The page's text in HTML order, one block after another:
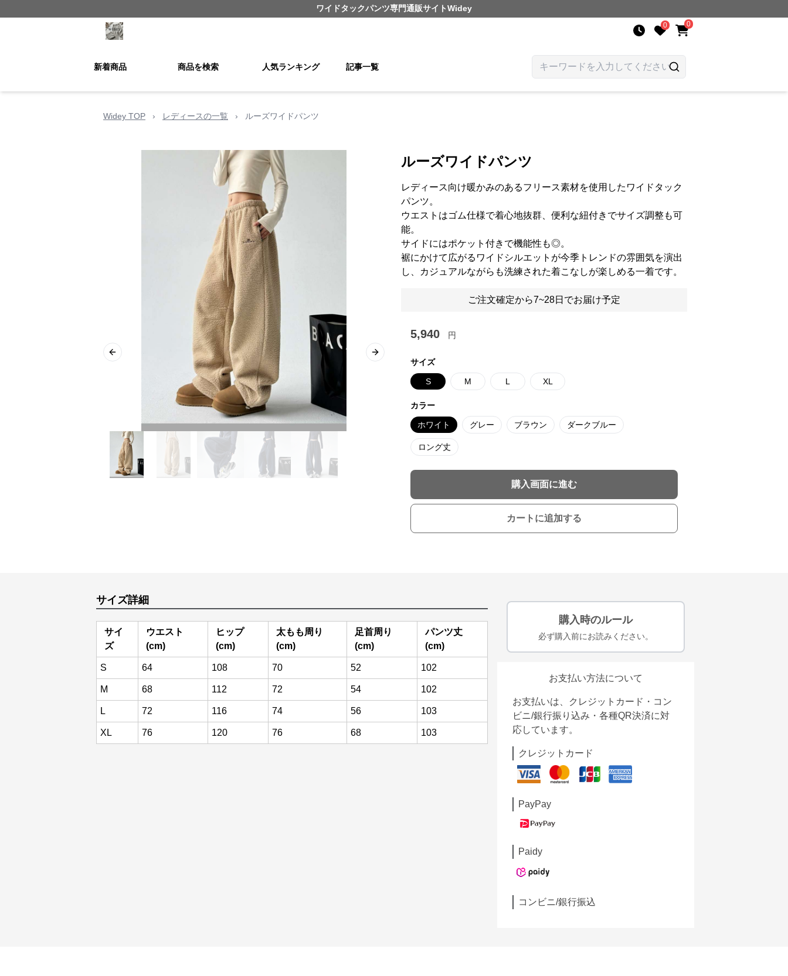
ワイドタックパンツ専門通販サイトWidey
0 0
新着商品 商品を検索 人気ランキング 記事一覧
Widey TOP › レディースの一覧 › ルーズワイドパンツ
Previous slide Next slide
ルーズワイドパンツ
レディース向け暖かみのあるフリース素材を使用したワイドタック
パンツ。
ウエストはゴム仕様で着心地抜群、便利な紐付きでサイズ調整も可
能。
サイドにはポケット付きで機能性も◎。
裾にかけて広がるワイドシルエットが今季トレンドの雰囲気を演出
し、カジュアルながらも洗練された着こなしが楽しめる一着です。
ご注文確定から7~28日でお届け予定
5,940 円
サイズ
S M L XL
カラー
ホワイト グレー ブラウン ダークブルー
ロング丈
購入画面に進む
カートに追加する
サイズ詳細
サイ
ズ
ウエスト
(cm)
ヒップ
(cm)
太もも周り
(cm)
足首周り
(cm)
パンツ丈
(cm)
S 64 108 70 52 102
M 68 112 72 54 102
L 72 116 74 56 103
XL 76 120 76 68 103
購入時のルール
必ず購入前にお読みください。
お支払い方法について
お支払いは、クレジットカード・コン
ビニ/銀行振り込み・各種QR決済に対
応しています。
クレジットカード
PayPay
Paidy
コンビニ/銀行振込